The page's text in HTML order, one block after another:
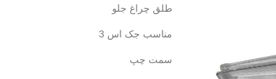
طلق چراغ جلو
مناسب جک اس 3
سمت چپ